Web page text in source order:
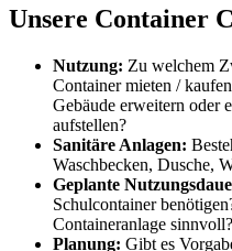
Unsere Container
Nutzung: Zu welchem
Container mieten /
Gebäude erweitern oder
aufstellen?
Sanitäre Anlagen:
Waschbecken, Dusche,
Geplante
Schulcontainer
Containeranlage sinnvoll?
Planung: Gibt es